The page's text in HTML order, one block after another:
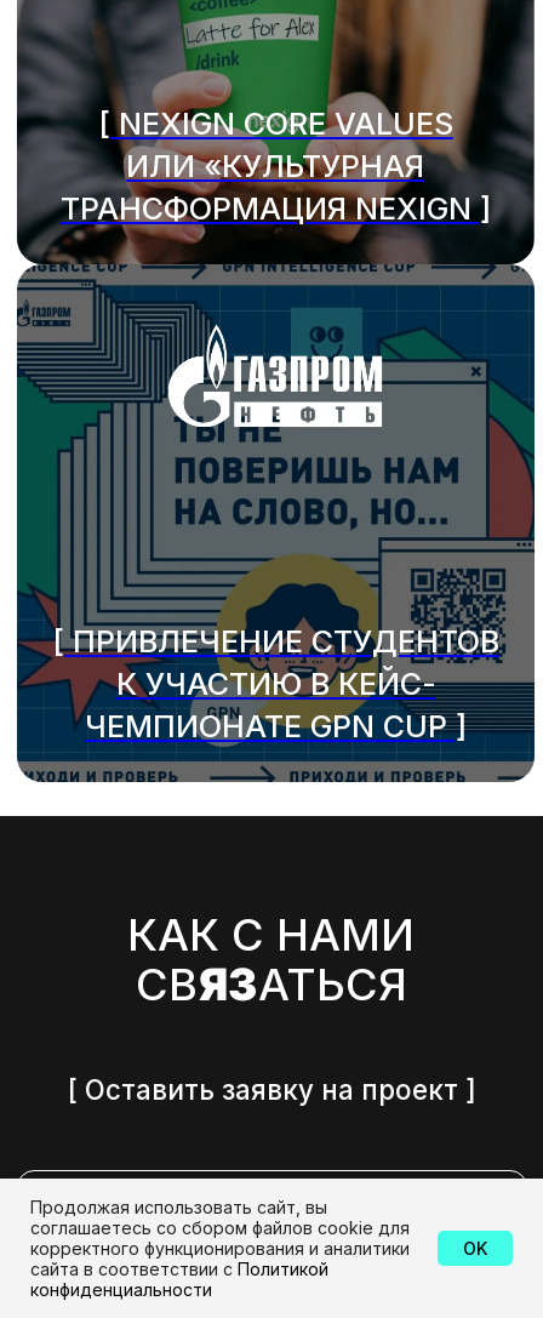
Продолжая использовать сайт, вы
соглашаетесь со сбором файлов cookie для
корректного функционирования и аналитики
сайта в соответствии с Политикой
конфиденциальности
OK